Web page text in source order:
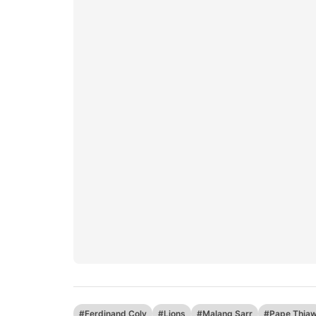
#Ferdinand Coly #Lions #Malang Sarr #Pape